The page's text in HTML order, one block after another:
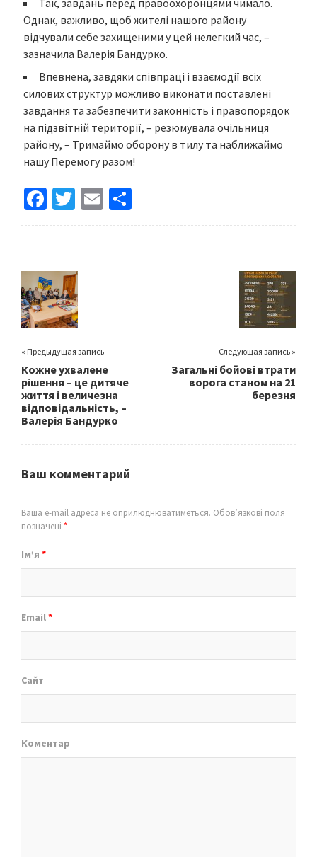
Так, завдань перед правоохоронцями чимало.
Однак, важливо, щоб жителі нашого району
відчували себе захищеними у цей нелегкий час, –
зазначила Валерія Бандурко.
Впевнена, завдяки співпраці і взаємодії всіх
силових структур можливо виконати поставлені
завдання та забезпечити законність і правопорядок
на підзвітній території, – резюмувала очільниця
району, – Тримаймо оборону в тилу та наближаймо
нашу Перемогу разом!
Fa
ce
o
o
k
T
wi
er
E
m h
« Предыдущая запись
Кожне ухвалене
рішення – це дитяче
життя і величезна
відповідальність, –
Валерія Бандурко
Следующая запись »
Загальні бойові втрати
ворога станом на 21
березня
Ваш комментарий
Ваша e-mail адреса не оприлюднюватиметься. Обов’язкові поля
позначені *
Ім’я *
Email*
Сайт
Коментар